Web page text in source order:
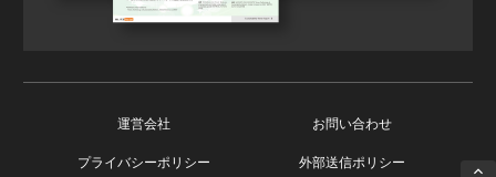
運営会社 お問い合わせ
プライバシーポリシー 外部送信ポリシー